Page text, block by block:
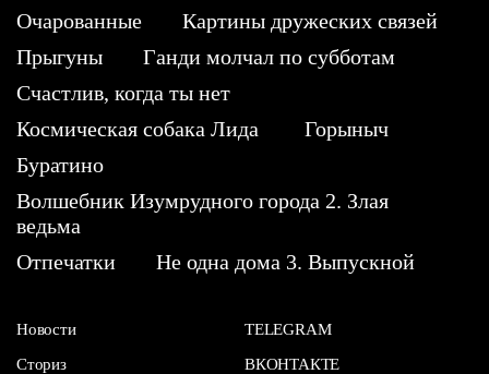
Очарованные
Картины дружеских связей
Прыгуны
Ганди молчал по субботам
Счастлив, когда ты нет
Космическая собака Лида
Горыныч
Буратино
Волшебник Изумрудного города 2. Злая
ведьма
Отпечатки
Не одна дома 3. Выпускной
Новости
Сториз
TELEGRAM
ВКОНТАКТЕ